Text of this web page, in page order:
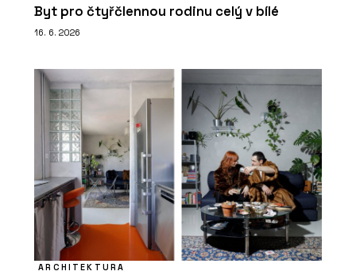
Byt pro čtyřčlennou rodinu celý v bílé
16. 6. 2026
ARCHITEKTURA